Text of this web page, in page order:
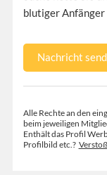
blutiger Anfänger
Nachricht
Alle Rechte an den
beim jeweiligen
Enthält das Profil
Profilbild etc.?